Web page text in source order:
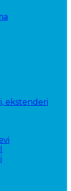
ekstenderi